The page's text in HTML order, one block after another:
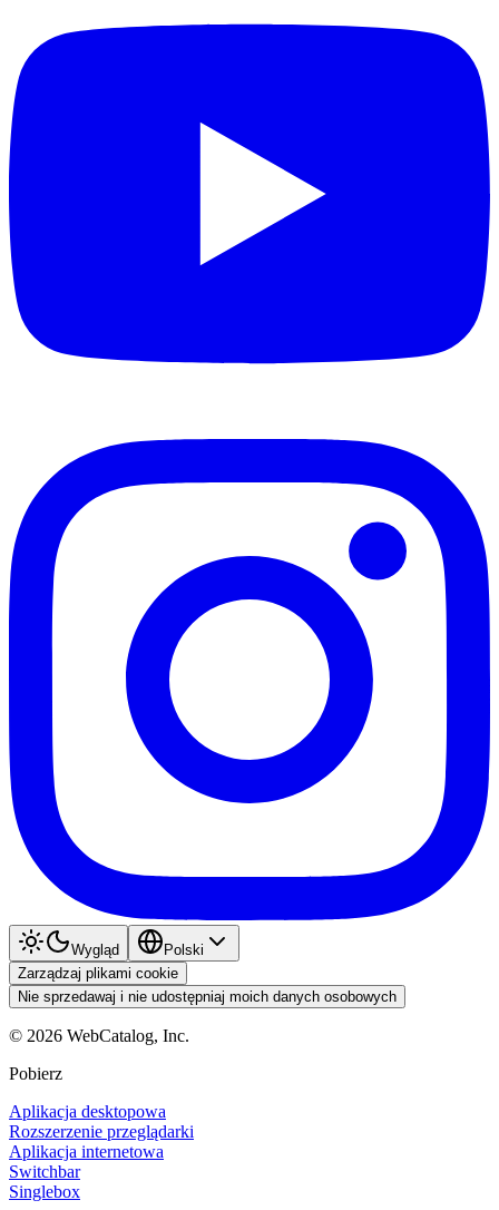
Wygląd
Polski
Zarządzaj plikami cookie
Nie sprzedawaj i nie udostępniaj moich danych osobowych
© 2026 WebCatalog, Inc.
Pobierz
Aplikacja desktopowa
Rozszerzenie przeglądarki
Aplikacja internetowa
Switchbar
Singlebox